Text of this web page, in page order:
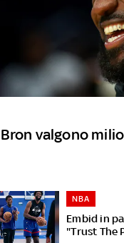
valgono
Embid in
"Trust The
NBA